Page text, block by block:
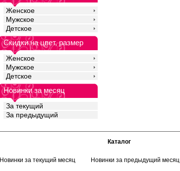
Женское
Мужское
Детское
Скидки на цвет, размер
Женское
Мужское
Детское
Новинки за месяц
За текущий
За предыдущий
Каталог
Новинки за текущий месяц Новинки за предыдущий месяц